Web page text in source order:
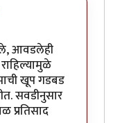
आवडलेही
खूप गडबड
सवडीनुसार
प्रतिसाद